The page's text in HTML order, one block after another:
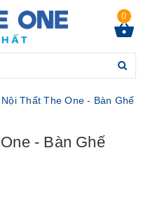
0
Thất The One - Bàn Ghế
- Bàn Ghế